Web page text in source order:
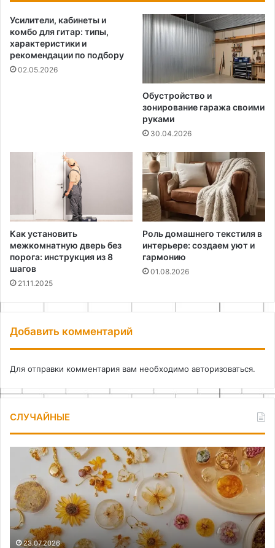
Усилители, кабинеты и
комбо для гитар: типы,
характеристики и
рекомендации по подбору
02.05.2026
Обустройство и
зонирование гаража своими
руками
30.04.2026
Как установить
межкомнатную дверь без
порога: инструкция из 8
шагов
21.11.2025
Роль домашнего текстиля в
интерьере: создаем уют и
гармонию
01.08.2026
Добавить комментарий
Для отправки комментария вам необходимо авторизоваться.
СЛУЧАЙНЫЕ
Создание
украшений
эпоксидной
смолы:
пошаговая
инструкция
для23.07.2026
и